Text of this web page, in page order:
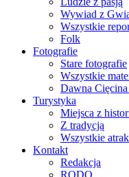
Wywiad z
Wszystkie
Folk
Fotografie
Stare fotografie
Wszystkie
Dawna
Turystyka
Miejsca z
Z tradycją
Wszystkie
Kontakt
Redakcja
RODO